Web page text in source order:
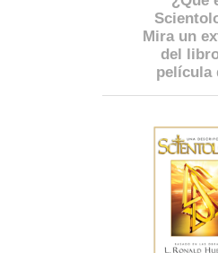
Mira un
del
película